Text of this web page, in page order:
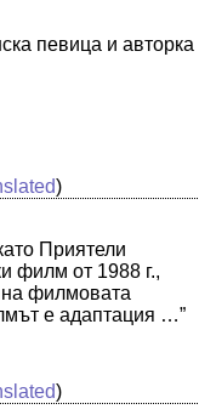
певица и авторка
)
Приятели
филм от 1988 г.,
филмовата
е адаптация …”
)